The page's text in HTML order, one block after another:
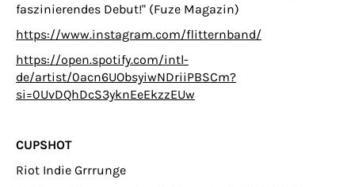
faszinierendes Debut!" (Fuze Magazin)
https://www.instagram.com/flitternband/
https://open.spotify.com/intl-
de/artist/0acn6UObsyiwNDriiPBSCm?
si=0UvDQhDcS3yknEeEkzzEUw
CUPSHOT
Riot Indie Grrrunge